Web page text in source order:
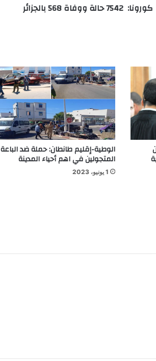
كورونا: 7542 حالة ووفاة 568 بالجزائر
الوطية-إقليم طانطان: حملة ضد الباعة
المتجولين في اهم أحياء المدينة
1 يونيو، 2023